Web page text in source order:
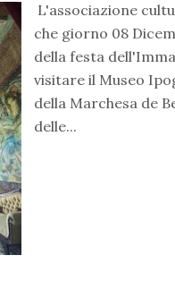
L'associazione
che giorno 08
della festa
visitare il Museo
della Marchesa de
delle...